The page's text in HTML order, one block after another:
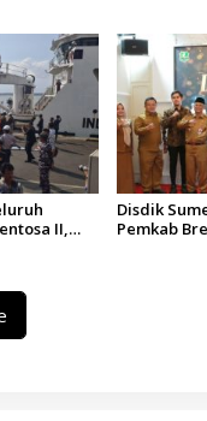
II,
Disdik
Pemkab